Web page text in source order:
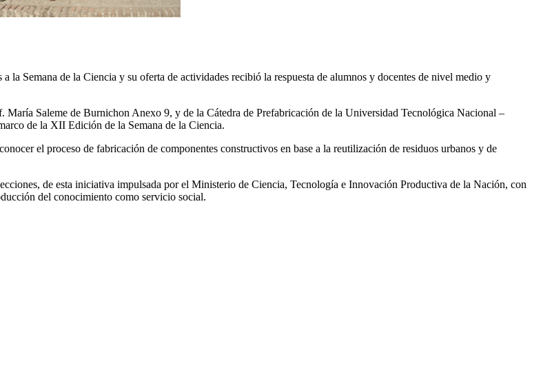
Semana de la Ciencia y su oferta de actividades recibió la respuesta de alumnos y docentes de nivel medio y
Saleme de Burnichon Anexo 9, y de la Cátedra de Prefabricación de la Universidad Tecnológica Nacional –
de la XII Edición de la Semana de la Ciencia.
el proceso de fabricación de componentes constructivos en base a la reutilización de residuos urbanos y de
de esta iniciativa impulsada por el Ministerio de Ciencia, Tecnología e Innovación Productiva de la Nación, con
del conocimiento como servicio social.